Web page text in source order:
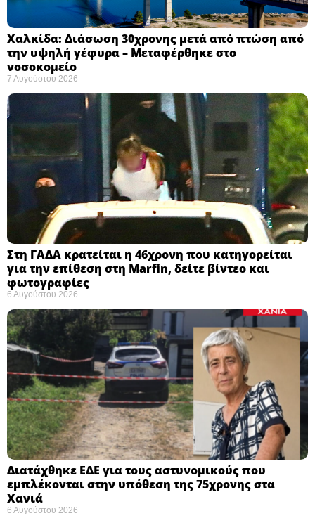
Χαλκίδα: Διάσωση 30χρονης μετά από πτώση από
την υψηλή γέφυρα – Μεταφέρθηκε στο
νοσοκομείο ​
7 Αυγούστου 2026
Στη ΓΑΔΑ κρατείται η 46χρονη που κατηγορείται
για την επίθεση στη Marfin, δείτε βίντεο και
φωτογραφίες
6 Αυγούστου 2026
Διατάχθηκε ΕΔΕ για τους αστυνομικούς που
εμπλέκονται στην υπόθεση της 75χρονης στα
Χανιά
6 Αυγούστου 2026